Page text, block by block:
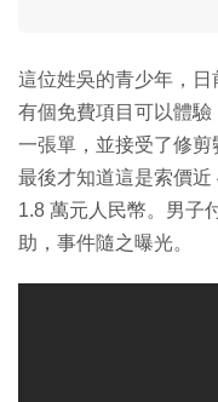
這位姓吳的青少年，
有個免費項目可以體
一張單，並接受了修剪
最後才知道這是索價
1.8 萬元人民幣。男子
助，事件隨之曝光。